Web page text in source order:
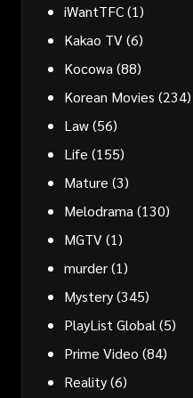
iWantTFC(1)
Kakao TV(6)
Kocowa (88)
Korean Movies (234)
Law(56)
Life (155)
Mature (3)
Melodrama (130)
MGTV(1)
murder(1)
Mystery(345)
PlayList Global (5)
Prime Video (84)
Reality(6)